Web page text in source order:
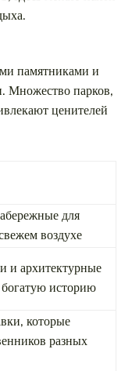
памятниками и
парков,
ценителей
для
воздухе
и архитектурные
историю
которые
разных